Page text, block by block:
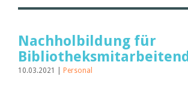
Nachholbildung für
10.03.2021 | Personal